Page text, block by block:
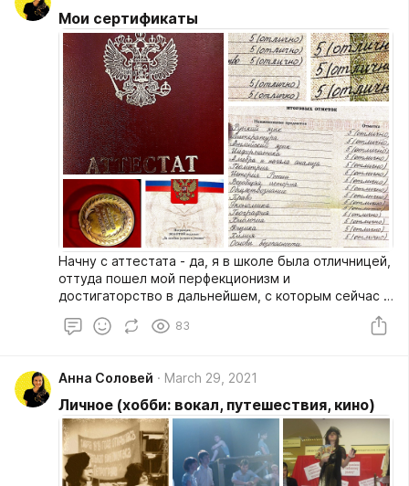
Мои сертификаты
Начну с аттестата - да, я в школе была отличницей,
оттуда пошел мой перфекционизм и
достигаторство в дальнейшем, с которым сейчас я
дружу и умею находить здоровый баланс. И кстати
помогаю своим ученикам не выгорать и достигать
83
Анна Соловей March 29, 2021
Личное (хобби: вокал, путешествия, кино)